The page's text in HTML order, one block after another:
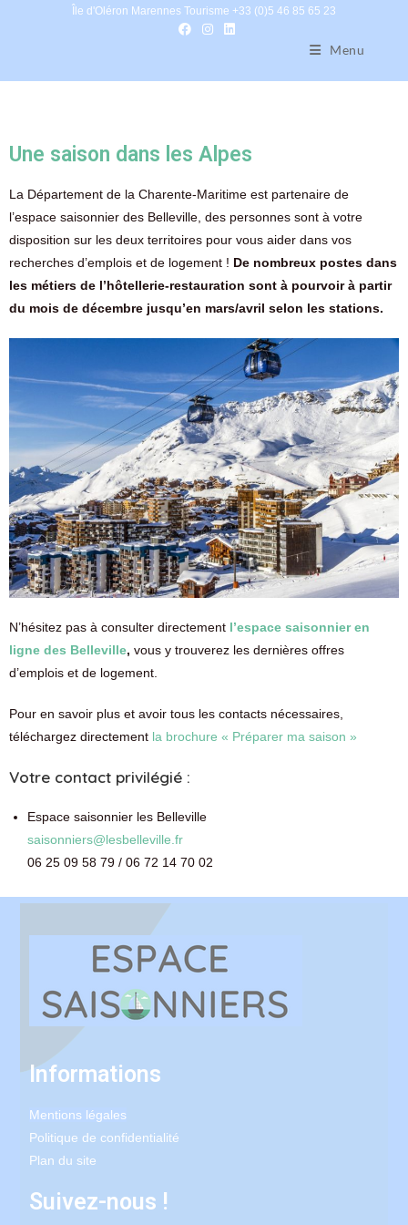
Île d'Oléron Marennes Tourisme +33 (0)5 46 85 65 23
Menu
Une saison dans les Alpes
La Département de la Charente-Maritime est partenaire de
l’espace saisonnier des Belleville, des personnes sont à votre
disposition sur les deux territoires pour vous aider dans vos
recherches d’emplois et de logement ! De nombreux postes dans
les métiers de l’hôtellerie-restauration sont à pourvoir à partir
du mois de décembre jusqu’en mars/avril selon les stations.
N’hésitez pas à consulter directement l’espace saisonnier en
ligne des Belleville, vous y trouverez les dernières offres
d’emplois et de logement.
Pour en savoir plus et avoir tous les contacts nécessaires,
téléchargez directement la brochure « Préparer ma saison »
Votre contact privilégié :
Espace saisonnier les Belleville
saisonniers@lesbelleville.fr
06 25 09 58 79 / 06 72 14 70 02
Informations
Mentions légales
Politique de confidentialité
Plan du site
Suivez-nous !